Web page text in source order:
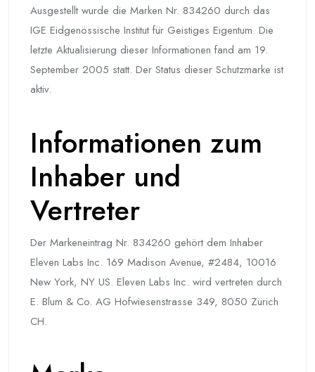
Ausgestellt wurde die Marken Nr. 834260 durch das
IGE Eidgenössische Institut für Geistiges Eigentum. Die
letzte Aktualisierung dieser Informationen fand am 19.
September 2005 statt. Der Status dieser Schutzmarke ist
aktiv.
Informationen zum
Inhaber und
Vertreter
Der Markeneintrag Nr. 834260 gehört dem Inhaber
Eleven Labs Inc. 169 Madison Avenue, #2484, 10016
New York, NY US. Eleven Labs Inc. wird vertreten durch
E. Blum & Co. AG Hofwiesenstrasse 349, 8050 Zürich
CH.